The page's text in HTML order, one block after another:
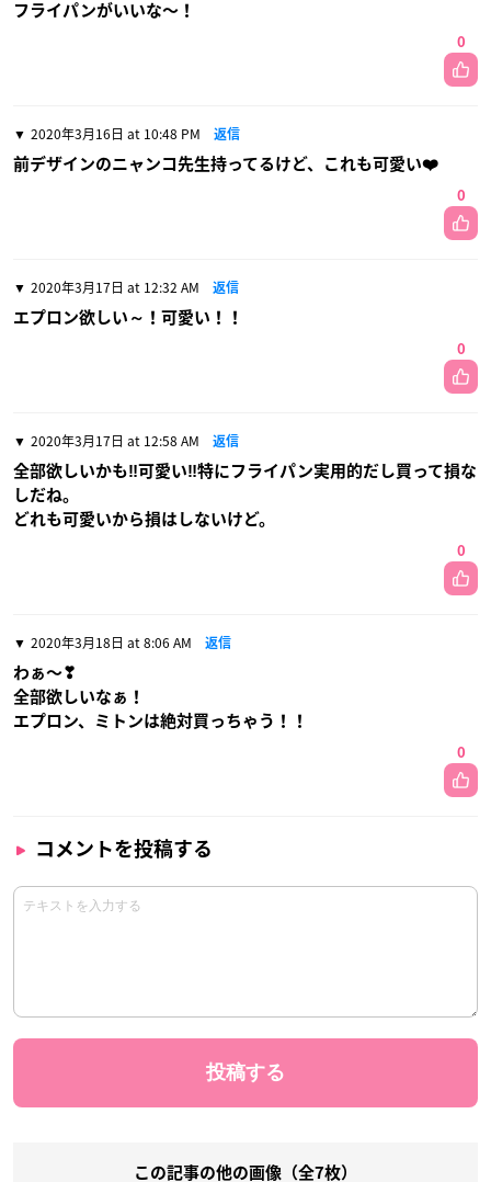
フライパンがいいな〜！
0
2020年3月16日 at 10:48 PM 返信
前デザインのニャンコ先生持ってるけど、これも可愛い❤️
0
2020年3月17日 at 12:32 AM 返信
エプロン欲しい～！可愛い！！
0
2020年3月17日 at 12:58 AM 返信
全部欲しいかも‼可愛い‼特にフライパン実用的だし買って損な
しだね。
どれも可愛いから損はしないけど。
0
2020年3月18日 at 8:06 AM 返信
わぁ〜❣
全部欲しいなぁ！
エプロン、ミトンは絶対買っちゃう！！
0
コメントを投稿する
この記事の他の画像（全7枚）